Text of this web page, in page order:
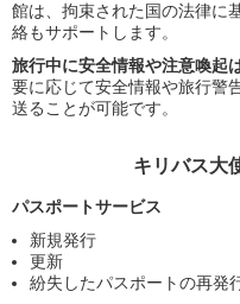
館は、拘束された国の法律に
絡もサポートします。
旅行中に安全情報や注意喚起
要に応じて安全情報や旅行警
送ることが可能です。
キリバス大
パスポートサービス
新規発行
更新
紛失したパスポートの再発